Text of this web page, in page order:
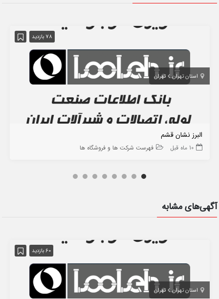
78 بازدید
استان تهران تهران
البرز نشان قشم
10 ماه قبل فهرست شرکت ها و فروشگاه ها
آگهی‌های مشابه
60 بازدید
استان تهران تهران